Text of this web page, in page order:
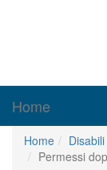
Home
Home Disabili
Permessi